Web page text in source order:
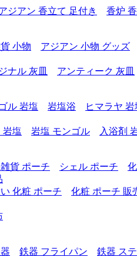
ジアン 香立て 足付き 香炉
小物
アジアン 小物 グッズ
ナル 灰皿 アンティーク 灰皿
ル 岩塩 岩塩浴
ヒマラヤ
岩塩 岩塩 モンゴル 入浴剤
貨 ポーチ シェル ポーチ
化粧 ポーチ
化粧 ポーチ 販
鉄器 フライパン
鉄器 ス